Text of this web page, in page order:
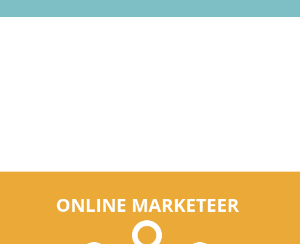
ONLINE MARKETEER